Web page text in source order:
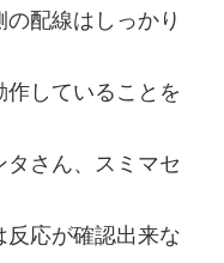
の配線はしっかり
していることを
さん、スミマセ
応が確認出来な